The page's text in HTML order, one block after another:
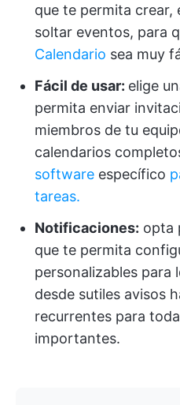
que te permita
soltar eventos, para
Calendario sea muy
Fácil de usar: elige
permita enviar
miembros de tu
calendarios
software específico
tareas.
Notificaciones: opta
que te permita
personalizables para
desde sutiles avisos
recurrentes para
importantes.